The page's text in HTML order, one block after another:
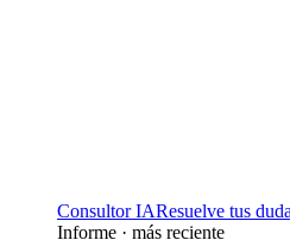
Consultor IAResuelve tus
Informe · más reciente